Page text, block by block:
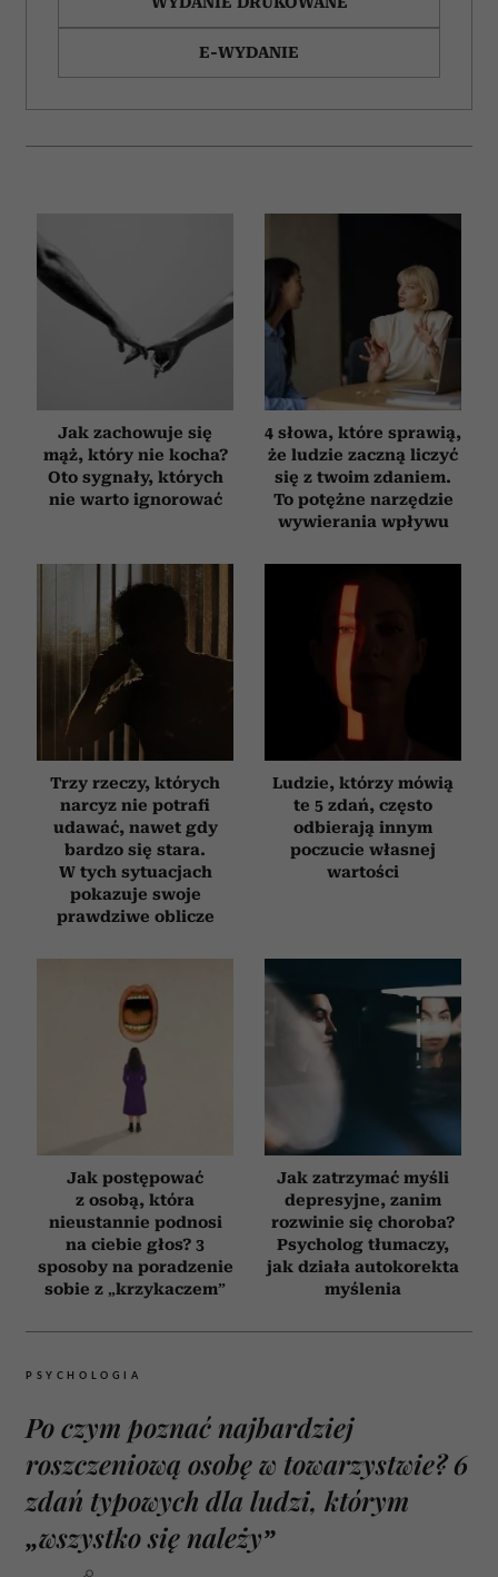
E-WYDANIE
Jak zachowuje się
mąż, który nie kocha?
Oto sygnały, których
nie warto ignorować
4 słowa, które sprawią,
że ludzie zaczną liczyć
się z twoim zdaniem.
To potężne narzędzie
wywierania wpływu
Trzy rzeczy, których
narcyz nie potrafi
udawać, nawet gdy
bardzo się stara.
W tych sytuacjach
pokazuje swoje
prawdziwe oblicze
Ludzie, którzy mówią
te 5 zdań, często
odbierają innym
poczucie własnej
wartości
Jak postępować
z osobą, która
nieustannie podnosi
na ciebie głos? 3
sposoby na poradzenie
sobie z „krzykaczem”
Jak zatrzymać myśli
depresyjne, zanim
rozwinie się choroba?
Psycholog tłumaczy,
jak działa autokorekta
myślenia
PSYCHOLOGIA
Po czym poznać najbardziej
roszczeniową osobę w towarzystwie? 6
zdań typowych dla ludzi, którym
„wszystko się należy”